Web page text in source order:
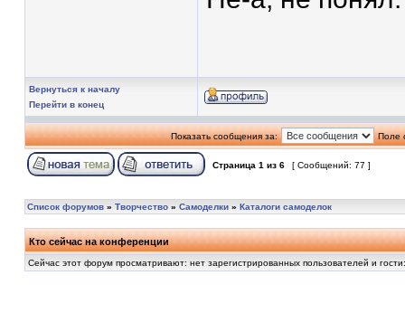
Вернуться к началу
Перейти в конец
Показать сообщения за: Поле
Страница 1 из 6 [ Сообщений: 77 ]
Список форумов » Творчество » Самоделки » Каталоги самоделок
Кто сейчас на конференции
Сейчас этот форум просматривают: нет зарегистрированных пользователей и